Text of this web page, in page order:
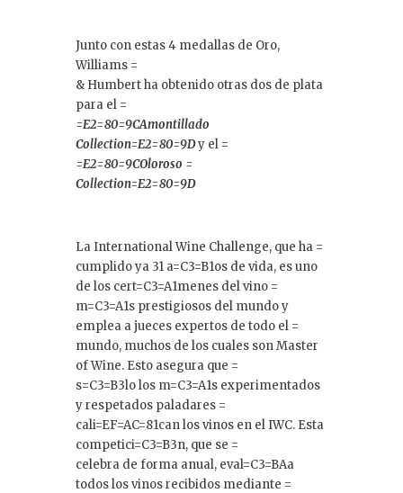
Junto con estas 4 medallas de Oro,
Williams =
& Humbert ha obtenido otras dos de plata
para el =
=E2=80=9CAmontillado
Collection=E2=80=9Dy el =
=E2=80=9COloroso =
Collection=E2=80=9D
La International Wine Challenge, que ha =
cumplido ya 31 a=C3=B1os de vida, es uno
de los cert=C3=A1menes del vino =
m=C3=A1s prestigiosos del mundo y
emplea a jueces expertos de todo el =
mundo, muchos de los cuales son Master
of Wine. Esto asegura que =
s=C3=B3lo los m=C3=A1s experimentados
y respetados paladares =
cali=EF=AC=81can los vinos en el IWC. Esta
competici=C3=B3n, que se =
celebra de forma anual, eval=C3=BAa
todos los vinos recibidos mediante =